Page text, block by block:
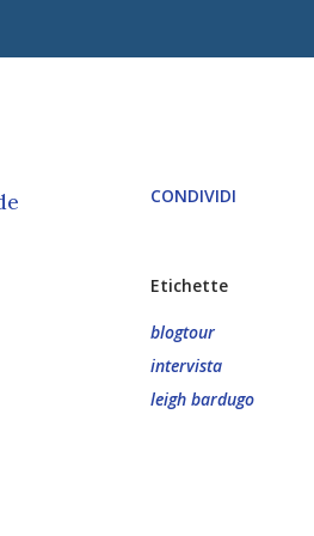
CONDIVIDI
Etichette
blogtour
intervista
leigh bardugo